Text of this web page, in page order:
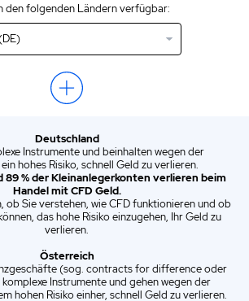
den folgenden Ländern verfügbar:
Deutschland
Instrumente und beinhalten wegen der
hohes Risiko, schnell Geld zu verlieren.
89 % der Kleinanlegerkonten verlieren beim
Handel mit CFD Geld.
ob Sie verstehen, wie CFD funktionieren und ob
das hohe Risiko einzugehen, Ihr Geld zu
verlieren.
Österreich
(sog. contracts for difference oder
Instrumente und gehen wegen der
hohen Risiko einher, schnell Geld zu verlieren.